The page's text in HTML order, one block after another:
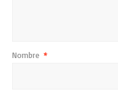
Nombre *